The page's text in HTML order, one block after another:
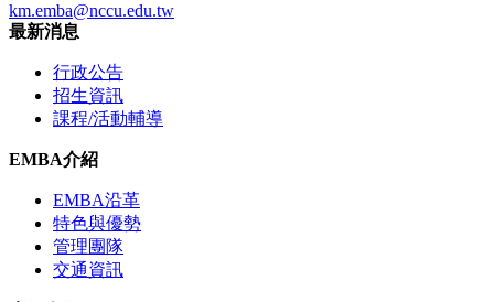
km.emba@nccu.edu.tw
最新消息
行政公告
招生資訊
課程/活動輔導
EMBA介紹
EMBA沿革
特色與優勢
管理團隊
交通資訊